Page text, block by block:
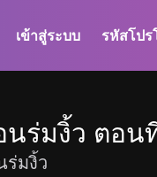
เข้าสู่ระบบ รหัสโป
นร่มงิ้ว ตอน
ร่มงิ้ว